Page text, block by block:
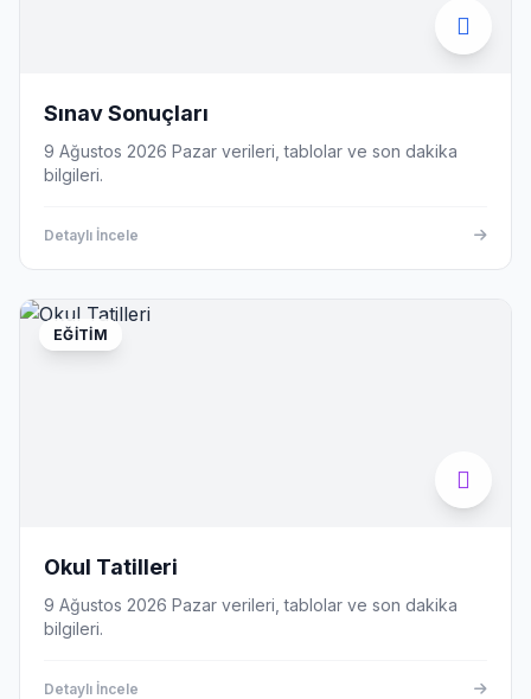
Sınav Sonuçları
9 Ağustos 2026 Pazar verileri, tablolar ve son dakika
bilgileri.
Detaylı İncele
EĞITIM
Okul Tatilleri
9 Ağustos 2026 Pazar verileri, tablolar ve son dakika
bilgileri.
Detaylı İncele